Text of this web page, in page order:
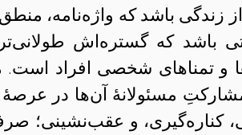
زندگی باشد که واژه‌نامه،
باشد که گستره‌اش
و تمناهای شخصی افراد است.
مسئولانهٔ آن‌ها در
کناره‌گیری، و عقب‌نشینی‌؛